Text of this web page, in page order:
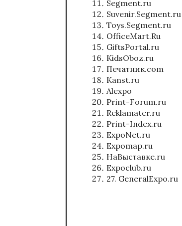
Segment.ru
Suvenir.Segment.ru
Toys.Segment.ru
OfficeMart.Ru
GiftsPortal.ru
KidsOboz.ru
Печатник.com
Kanst.ru
Alexpo
Print-Forum.ru
Reklamater.ru
Print-Index.ru
ExpoNet.ru
Expomap.ru
НаВыставке.ru
Expoclub.ru
27. GeneralExpo.ru